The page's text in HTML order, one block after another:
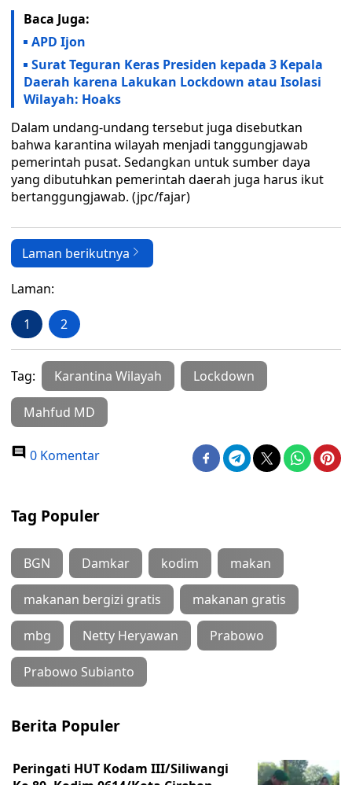
Baca Juga:
APD Ijon
Surat Teguran Keras Presiden kepada 3 Kepala
Daerah karena Lakukan Lockdown atau Isolasi
Wilayah: Hoaks
Dalam undang-undang tersebut juga disebutkan
bahwa karantina wilayah menjadi tanggungjawab
pemerintah pusat. Sedangkan untuk sumber daya
yang dibutuhkan pemerintah daerah juga harus ikut
bertanggungjawab. (jpc/fajar)
Laman berikutnya
Laman:
1 2
Tag: Karantina Wilayah Lockdown
Mahfud MD
0 Komentar
Tag Populer
BGN Damkar kodim makan
makanan bergizi gratis makanan gratis
mbg Netty Heryawan Prabowo
Prabowo Subianto
Berita Populer
Peringati HUT Kodam III/Siliwangi